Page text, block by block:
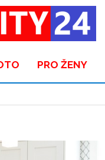
PRO ŽENY